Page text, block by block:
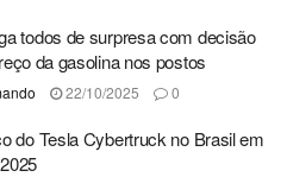
todos de surpresa com decisão
da gasolina nos postos
22/10/2025 0
do Tesla Cybertruck no Brasil em